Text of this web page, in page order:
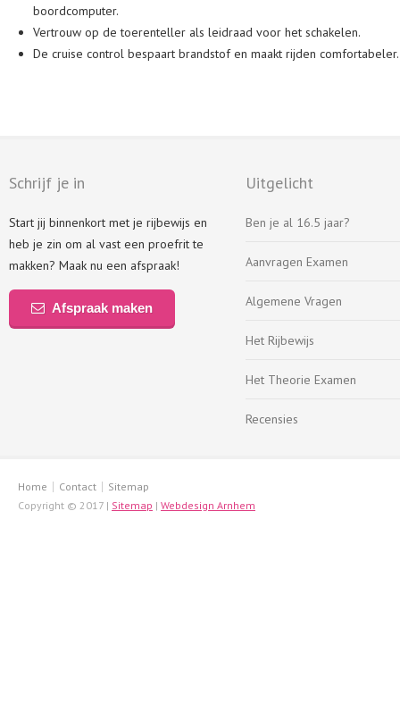
boordcomputer.
Vertrouw op de toerenteller als leidraad voor het schakelen.
De cruise control bespaart brandstof en maakt rijden comfortabeler.
Schrijf je in
Start jij binnenkort met je rijbewijs en
heb je zin om al vast een proefrit te
makken? Maak nu een afspraak!
Afspraak maken
Uitgelicht
Ben je al 16.5 jaar?
Aanvragen Examen
Algemene Vragen
Het Rijbewijs
Het Theorie Examen
Recensies
Home Contact
Sitemap
Copyright © 2017 | Sitemap | Webdesign Arnhem